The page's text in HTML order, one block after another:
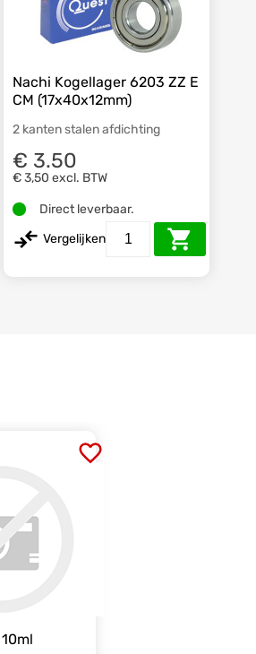
Nachi Kogellager 6203 ZZ E
CM (17x40x12mm)
2 kanten stalen afdichting
€ 3.50
€ 3,50 excl. BTW
Direct leverbaar.
Vergelijken